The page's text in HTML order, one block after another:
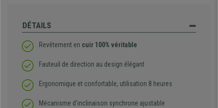
DÉTAILS
Revêtement en cuir 100% véritable
Fauteuil de direction au design élégant
Ergonomique et confortable, utilisation 8 heures
Mécanisme d'inclinaison synchrone ajustable